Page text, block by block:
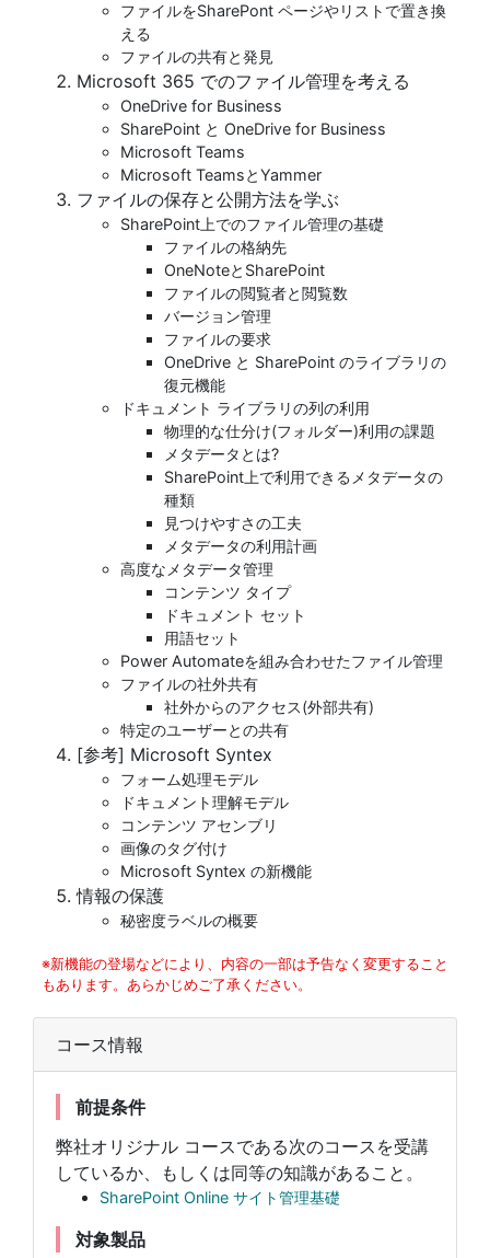
ファイルをSharePont ページやリストで置き換
える
ファイルの共有と発見
Microsoft 365 でのファイル管理を考える
OneDrive for Business
SharePoint と OneDrive for Business
Microsoft Teams
Microsoft TeamsとYammer
ファイルの保存と公開方法を学ぶ
SharePoint上でのファイル管理の基礎
ファイルの格納先
OneNoteとSharePoint
ファイルの閲覧者と閲覧数
バージョン管理
ファイルの要求
OneDrive と SharePoint のライブラリの
復元機能
ドキュメント ライブラリの列の利用
物理的な仕分け(フォルダー)利用の課題
メタデータとは?
SharePoint上で利用できるメタデータの
種類
見つけやすさの工夫
メタデータの利用計画
高度なメタデータ管理
コンテンツ タイプ
ドキュメント セット
用語セット
Power Automateを組み合わせたファイル管理
ファイルの社外共有
社外からのアクセス(外部共有)
特定のユーザーとの共有
[参考] Microsoft Syntex
フォーム処理モデル
ドキュメント理解モデル
コンテンツ アセンブリ
画像のタグ付け
Microsoft Syntex の新機能
情報の保護
秘密度ラベルの概要
※新機能の登場などにより、内容の一部は予告なく変更すること
もあります。あらかじめご了承ください。
コース情報
前提条件
弊社オリジナル コースである次のコースを受講
しているか、もしくは同等の知識があること。
SharePoint Online サイト管理基礎
対象製品